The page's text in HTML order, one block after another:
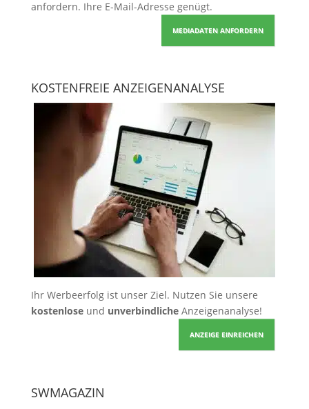
anfordern. Ihre E-Mail-Adresse genügt.
MEDIADATEN ANFORDERN
KOSTENFREIE ANZEIGENANALYSE
Ihr Werbeerfolg ist unser Ziel. Nutzen Sie unsere
kostenloseund unverbindlicheAnzeigenanalyse!
ANZEIGE EINREICHEN
SWMAGAZIN